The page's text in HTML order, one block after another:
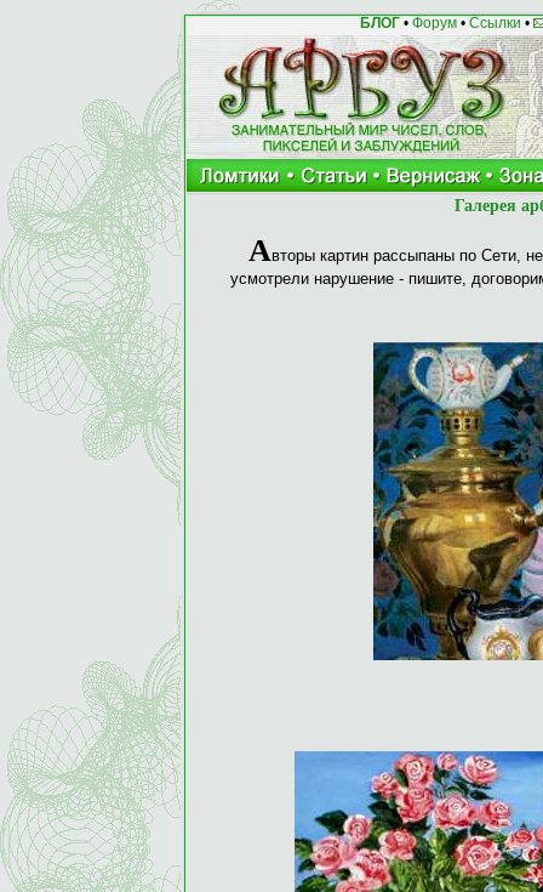
БЛОГ• Форум• Ссылки •
Галерея
Авторы картин рассыпаны по Сети,
усмотрели нарушение - пишите,